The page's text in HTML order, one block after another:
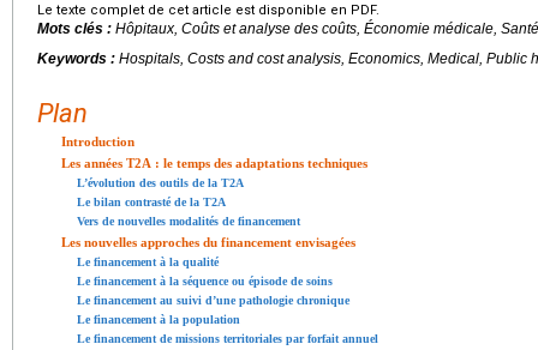
Le texte complet de cet article est disponible en PDF.
Mots clés : Hôpitaux, Coûts et analyse des coûts, Économie médicale,
Keywords : Hospitals, Costs and cost analysis, Economics, Medical, Public
Plan
Introduction
Les années T2A : le temps des adaptations techniques
L’évolution des outils de la T2A
Le bilan contrasté de la T2A
Vers de nouvelles modalités de financement
Les nouvelles approches du financement envisagées
Le financement à la qualité
Le financement à la séquence ou épisode de soins
Le financement au suivi d’une pathologie chronique
Le financement à la population
Le financement de missions territoriales par forfait annuel